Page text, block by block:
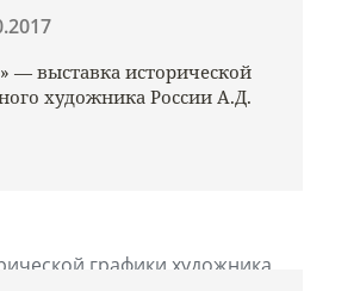
— выставка исторической
художника России А.Д.